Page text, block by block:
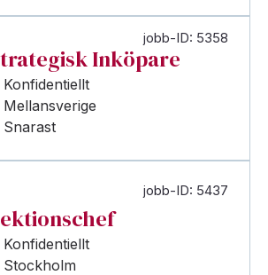
jobb-ID: 5358
Inköpare
Konfidentiellt
Mellansverige
Snarast
jobb-ID: 5437
Konfidentiellt
Stockholm